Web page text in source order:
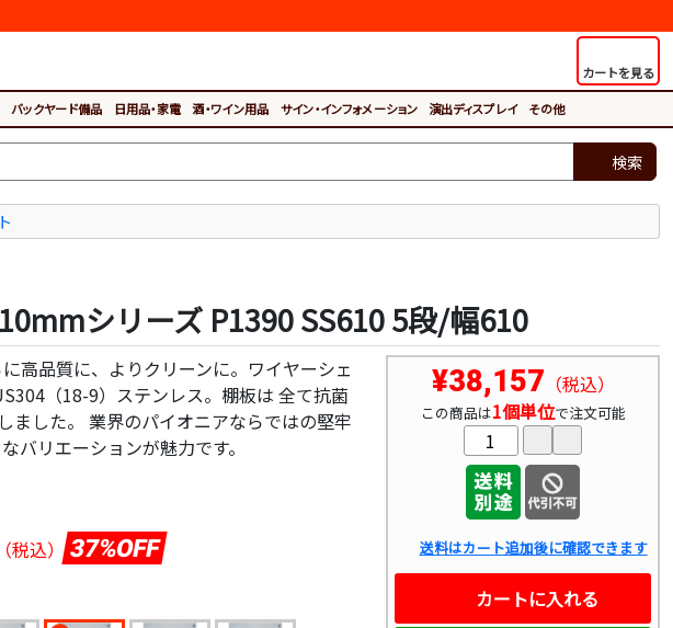
カートを見る
バックヤード備品 日用品・家電 酒・ワイン用品 サイン・インフォメーション 演出ディスプレイ その他
検索
シリーズ P1390 SS610 5段/幅610
に高品質に、よりクリーンに。ワイヤーシェ
（18-9）ステンレス。棚板は 全て抗菌
ました。 業界のパイオニアならではの堅牢
バリエーションが魅力です。
（税込） 37%OFF
¥38,157 （税込）
この商品は1個単位で注文可能
送料はカート追加後に確認できます
カートに入れる